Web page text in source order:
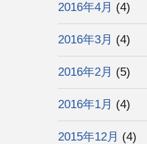
2016年4月 (4)
2016年3月 (4)
2016年2月 (5)
2016年1月 (4)
2015年12月 (4)